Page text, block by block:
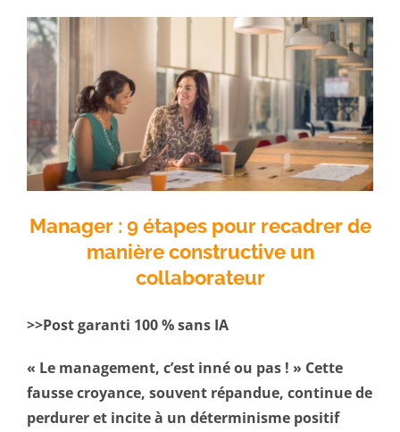
Manager : 9 étapes pour recadrer de
manière constructive un
collaborateur
>>Post garanti 100 % sans IA
« Le management, c’est inné ou pas ! » Cette
fausse croyance, souvent répandue, continue de
perdurer et incite à un déterminisme positif